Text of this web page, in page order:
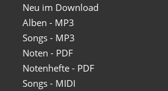
Neu im Download
Alben - MP3
Songs - MP3
Noten - PDF
Notenhefte - PDF
Songs - MIDI